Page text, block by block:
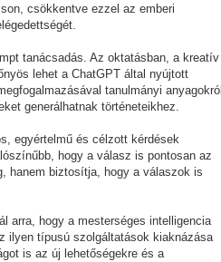
csökkentve ezzel az emberi
tanácsadás. Az oktatásban, a kreatív
lehet a ChatGPT által nyújtott
tanulmányi anyagokról
generálhatnak történeteikhez.
egyértelmű és célzott kérdések
hogy a válasz is pontosan az
hanem biztosítja, hogy a válaszok is
arra, hogy a mesterséges intelligencia
ilyen típusú szolgáltatások kiaknázása
is az új lehetőségekre és a